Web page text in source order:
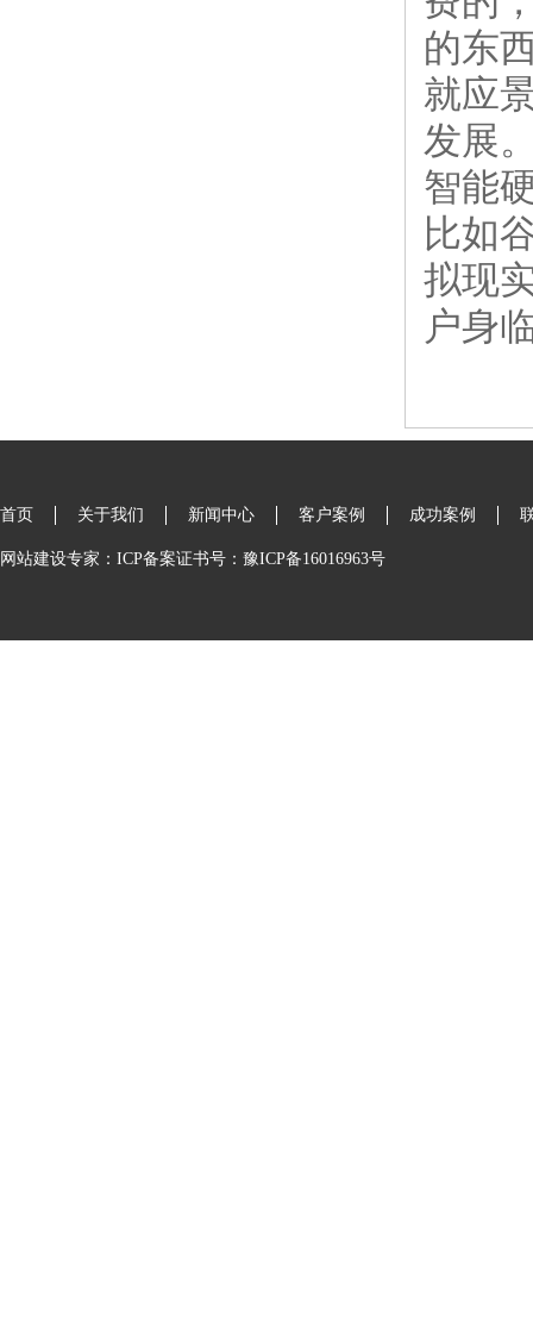
的东
就应
发展
智能
比如
拟现
户身
首页 关于我们 新闻中心 客户案例 成功案例
网站建设专家：ICP备案证书号：豫ICP备16016963号